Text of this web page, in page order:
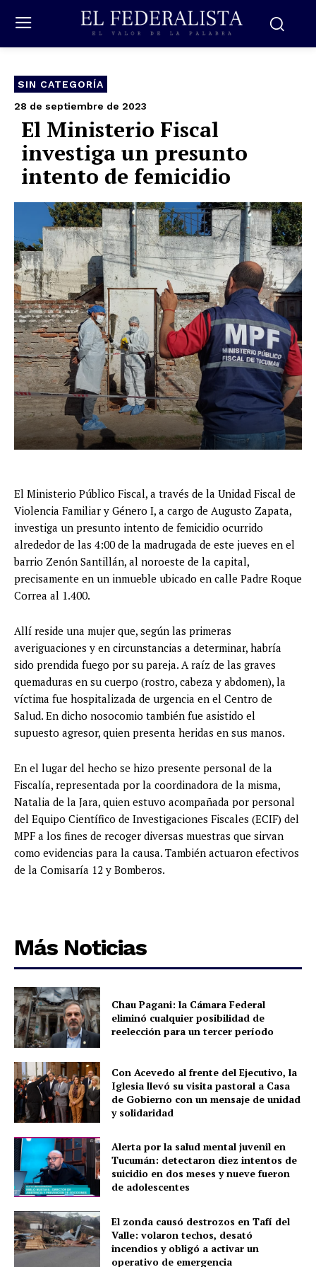
SIN CATEGORÍA
28 de septiembre de 2023
El Ministerio Fiscal
investiga un presunto
intento de femicidio
El Ministerio Público Fiscal, a través de la Unidad Fiscal de
Violencia Familiar y Género I, a cargo de Augusto Zapata,
investiga un presunto intento de femicidio ocurrido
alrededor de las 4:00 de la madrugada de este jueves en el
barrio Zenón Santillán, al noroeste de la capital,
precisamente en un inmueble ubicado en calle Padre Roque
Correa al 1.400.
Allí reside una mujer que, según las primeras
averiguaciones y en circunstancias a determinar, habría
sido prendida fuego por su pareja. A raíz de las graves
quemaduras en su cuerpo (rostro, cabeza y abdomen), la
víctima fue hospitalizada de urgencia en el Centro de
Salud. En dicho nosocomio también fue asistido el
supuesto agresor, quien presenta heridas en sus manos.
En el lugar del hecho se hizo presente personal de la
Fiscalía, representada por la coordinadora de la misma,
Natalia de la Jara, quien estuvo acompañada por personal
del Equipo Científico de Investigaciones Fiscales (ECIF) del
MPF a los fines de recoger diversas muestras que sirvan
como evidencias para la causa. También actuaron efectivos
de la Comisaría 12 y Bomberos.
Más Noticias
Chau Pagani: la Cámara Federal
eliminó cualquier posibilidad de
reelección para un tercer período
Con Acevedo al frente del Ejecutivo, la
Iglesia llevó su visita pastoral a Casa
de Gobierno con un mensaje de unidad
y solidaridad
Alerta por la salud mental juvenil en
Tucumán: detectaron diez intentos de
suicidio en dos meses y nueve fueron
de adolescentes
El zonda causó destrozos en Tafí del
Valle: volaron techos, desató
incendios y obligó a activar un
operativo de emergencia